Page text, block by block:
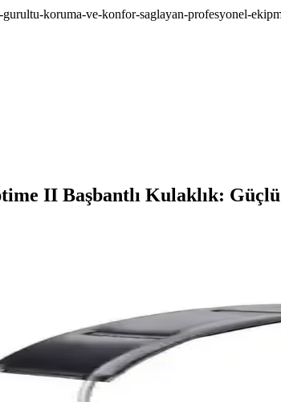
koruma-ve-konfor-saglayan-profesyonel-
II Başbantlı Kulaklık: